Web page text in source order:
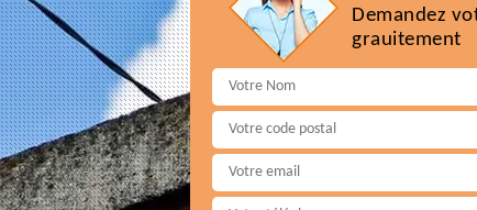
Demandez
grauitement